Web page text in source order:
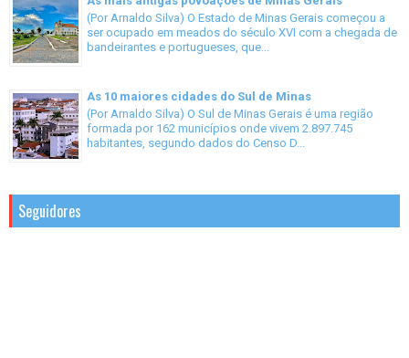
(Por Arnaldo Silva) O Estado de Minas Gerais começou a
ser ocupado em meados do século XVI com a chegada de
bandeirantes e portugueses, que...
As 10 maiores cidades do Sul de Minas
(Por Arnaldo Silva) O Sul de Minas Gerais é uma região
formada por 162 municípios onde vivem 2.897.745
habitantes, segundo dados do Censo D...
Seguidores